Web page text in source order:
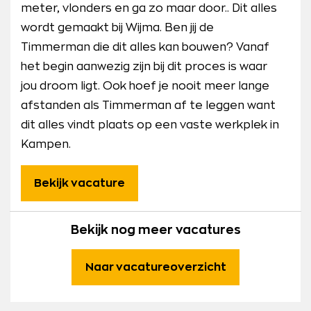
meter, vlonders en ga zo maar door.. Dit alles
wordt gemaakt bij Wijma. Ben jij de
Timmerman die dit alles kan bouwen? Vanaf
het begin aanwezig zijn bij dit proces is waar
jou droom ligt. Ook hoef je nooit meer lange
afstanden als Timmerman af te leggen want
dit alles vindt plaats op een vaste werkplek in
Kampen.
Bekijk vacature
Bekijk nog meer vacatures
Naar vacatureoverzicht